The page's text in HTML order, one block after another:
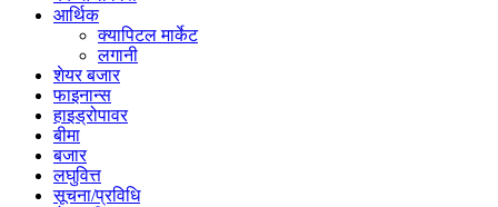
आर्थिक
क्यापिटल मार्केट
लगानी
शेयर बजार
फाइनान्स
हाइड्रोपावर
बीमा
बजार
लघुवित्त
सूचना/प्रविधि